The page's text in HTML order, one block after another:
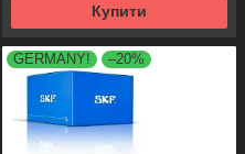
Купити
GERMANY! –20%